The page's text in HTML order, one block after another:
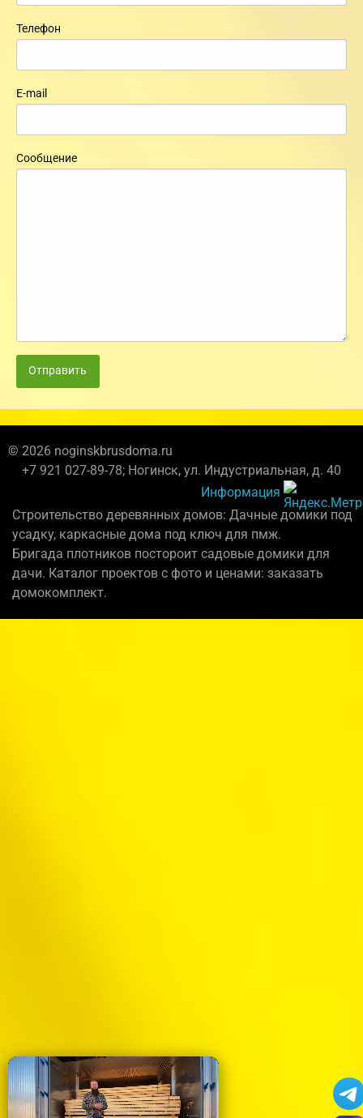
Телефон
E-mail
Сообщение
Отправить
© 2026 noginskbrusdoma.ru
+7 921 027-89-78; Ногинск, ул. Индустриальная, д. 40
Информация
Строительство деревянных домов: Дачные домики под
усадку, каркасные дома под ключ для пмж.
Бригада плотников постороит садовые домики для
дачи. Каталог проектов с фото и ценами: заказать
домокомплект.